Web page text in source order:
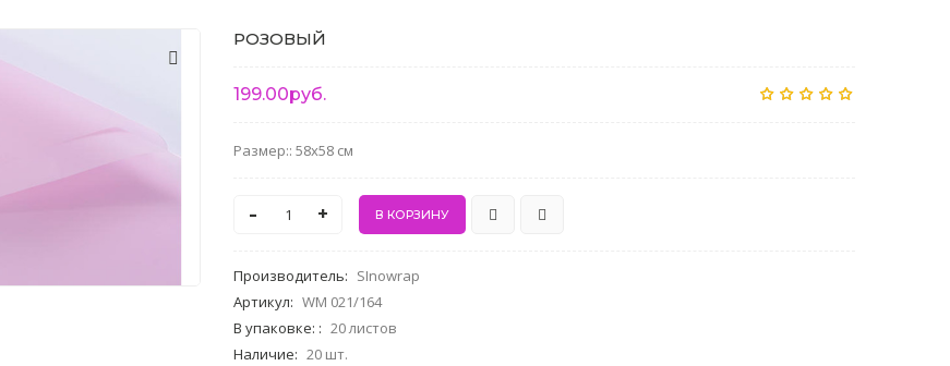
РОЗОВЫЙ
199.00руб.
Размер:: 58x58 см
- +
Производитель: SInowrap
Артикул: WM 021/164
В упаковке: : 20 листов
Наличие: 20 шт.